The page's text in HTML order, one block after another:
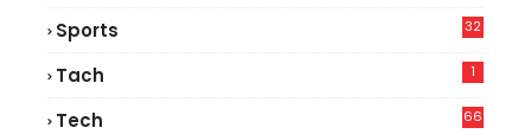
Sports 32
Tach 1
Tech
66